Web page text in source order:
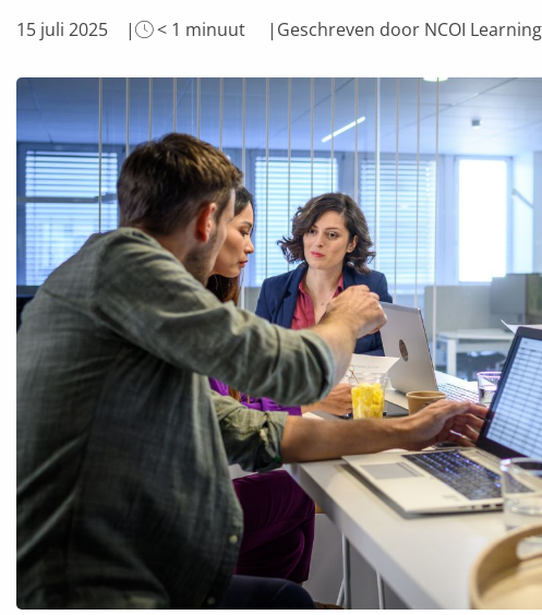
15 juli 2025
Leestijd
artikel
is
< 1 minuut Geschreven door NCOI